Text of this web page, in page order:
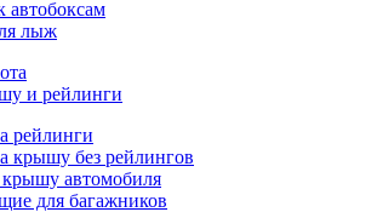
автобоксам
лыж
и рейлинги
рейлинги
крышу без рейлингов
автомобиля
для багажников